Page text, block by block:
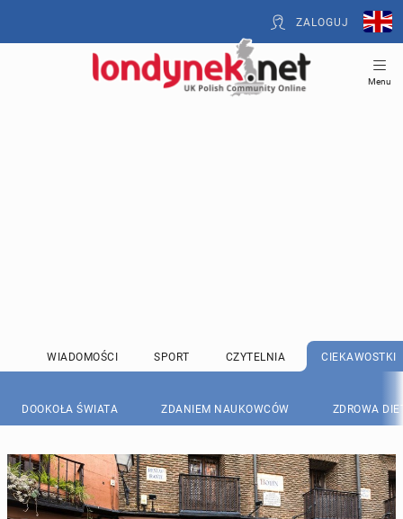
ZALOGUJ
Menu
WIADOMOŚCI SPORT CZYTELNIA CIEKAWOSTKI
DOOKOŁA ŚWIATA ZDANIEM NAUKOWCÓW ZDROWA